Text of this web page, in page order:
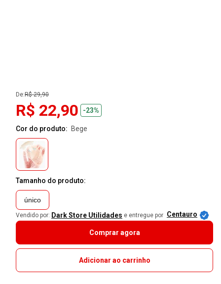
De:R$ 29,90
R$ 22,90 -23%
Cor do produto: bege
Tamanho do produto:
único
Vendido por: Dark Store Utilidades e entregue por Centauro
Comprar agora
Adicionar ao carrinho